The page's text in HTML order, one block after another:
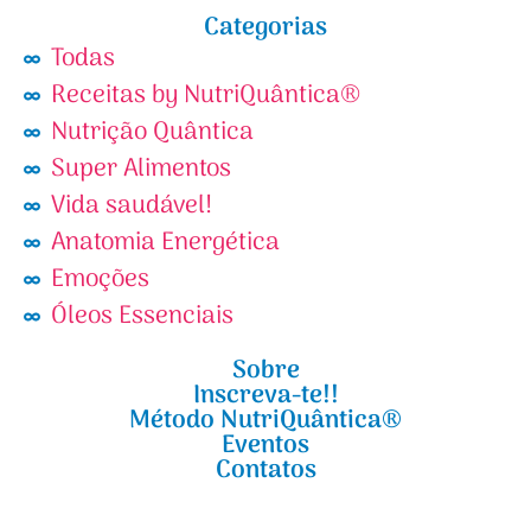
Categorias
Todas
Receitas by NutriQuântica®
Nutrição Quântica
Super Alimentos
Vida saudável!
Anatomia Energética
Emoções
Óleos Essenciais
Sobre
Inscreva-te!!
Método NutriQuântica®
Eventos
Contatos